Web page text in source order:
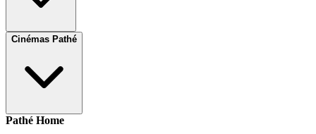
Cinémas Pathé
Pathé Home